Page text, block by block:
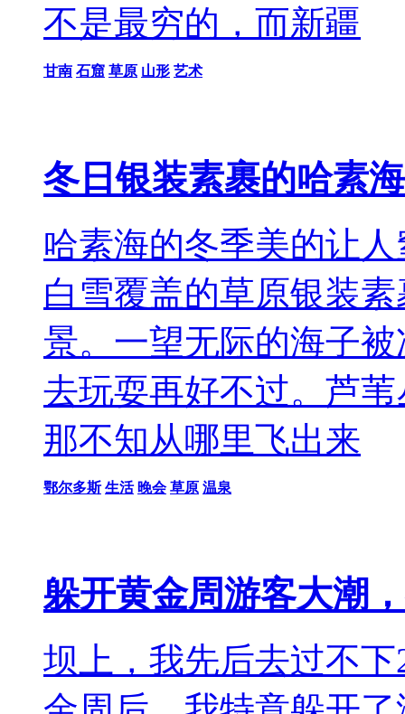
不是最穷的，而新疆
甘南 石窟 草原 山形 艺术
冬日银装素裹的哈素
哈素海的冬季美的让
白雪覆盖的草原银装
景。一望无际的海子
去玩耍再好不过。芦
那不知从哪里飞出来
鄂尔多斯 生活 晚会 草原 温泉
躲开黄金周游客大潮
坝上，我先后去过不